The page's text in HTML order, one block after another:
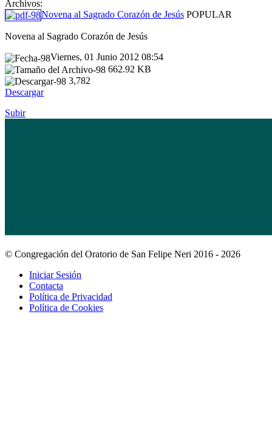
Archivos:
Novena al Sagrado Corazón de Jesús POPULAR
Novena al Sagrado Corazón de Jesús
Viernes, 01 Junio 2012 08:54
662.92 KB
3,782
Descargar
Subir
© Congregación del Oratorio de San Felipe Neri 2016 - 2026
Iniciar Sesión
Contacta
Política de Privacidad
Política de Cookies